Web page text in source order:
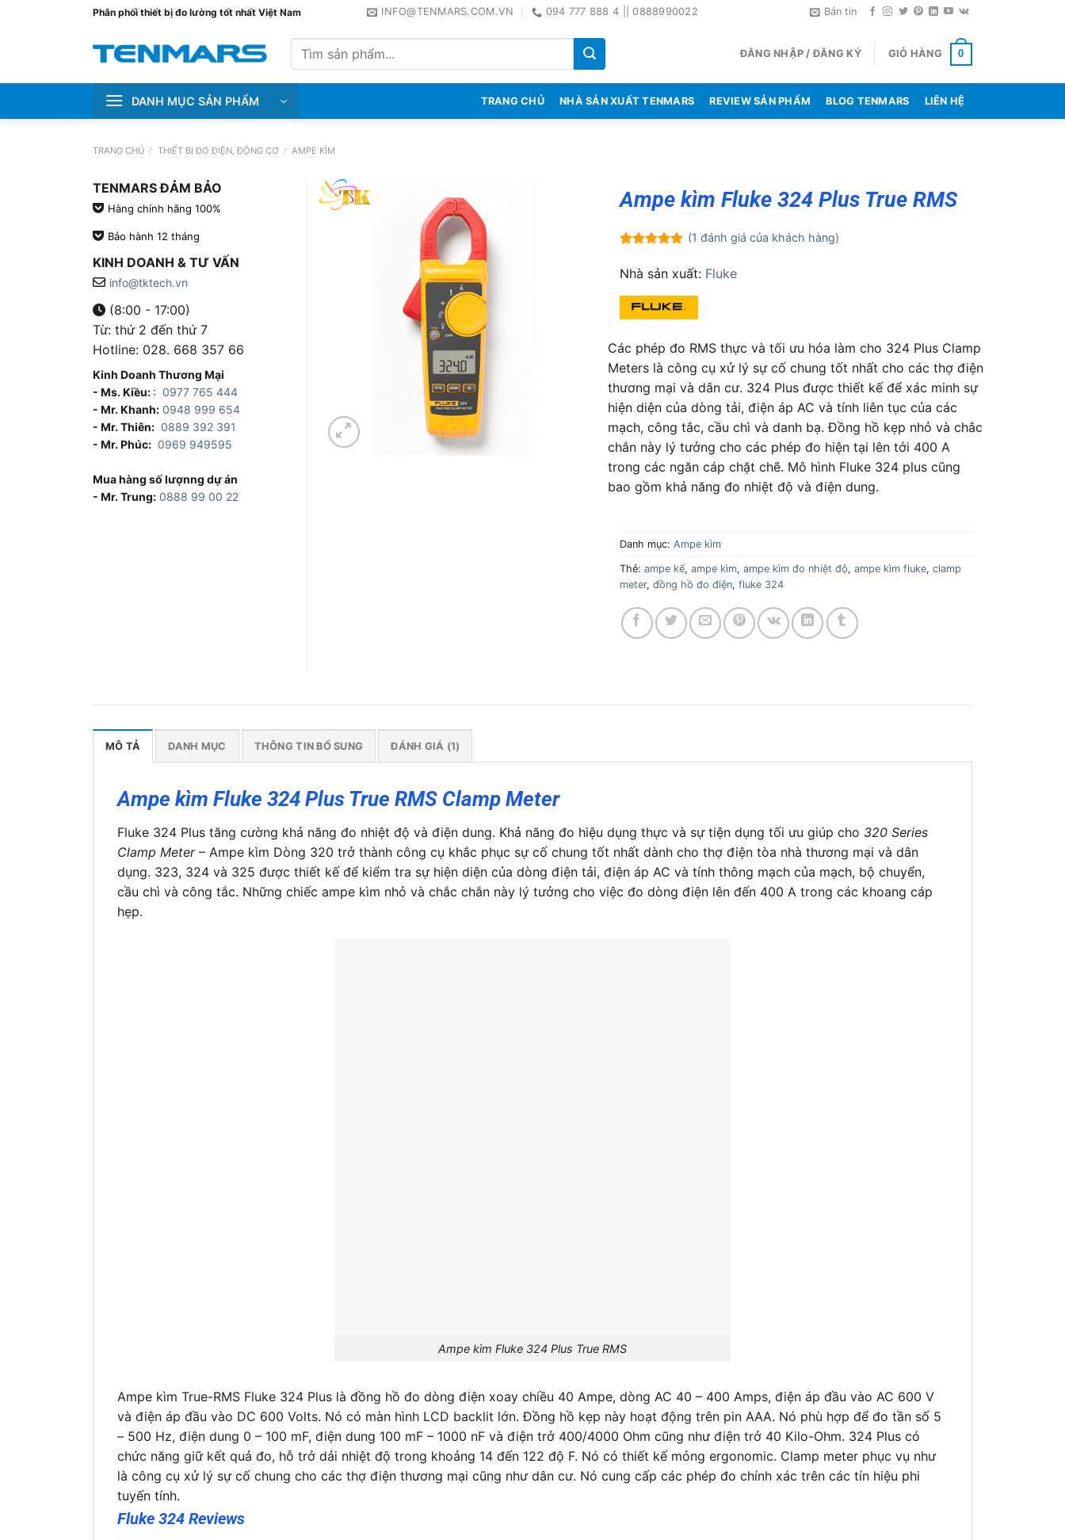
Phân phối thiết bị đo lường tốt nhất Việt Nam INFO@TENMARS.COM.VN 094 777 888 4 || 0888990022 Bản tin
kiếm:
ĐĂNG NHẬP / ĐĂNG KÝ GIỎ HÀNG 0
DANH MỤC SẢN PHẨM TRANG CHỦ NHÀ SẢN XUẤT TENMARS REVIEW SẢN PHẨM BLOG TENMARS LIÊN HỆ
TRANG CHỦ / THIẾT BỊ ĐO ĐIỆN, ĐỘNG CƠ / AMPE KÌM
Ampe kìm Fluke 324 Plus True RMS
dựa trên
đánh giá
(1 đánh giá của khách hàng)
Nhà sản xuất: Fluke
Các phép đo RMS thực và tối ưu hóa làm cho 324 Plus Clamp
Meters là công cụ xử lý sự cố chung tốt nhất cho các thợ điện
thương mại và dân cư. 324 Plus được thiết kế để xác minh sự
hiện diện của dòng tải, điện áp AC và tính liên tục của các
mạch, công tắc, cầu chì và danh bạ. Đồng hồ kẹp nhỏ và chắc
chắn này lý tưởng cho các phép đo hiện tại lên tới 400 A
trong các ngăn cáp chặt chẽ. Mô hình Fluke 324 plus cũng
bao gồm khả năng đo nhiệt độ và điện dung.
Danh mục: Ampe kìm
Thẻ: ampe kế, ampe kìm, ampe kìm đo nhiệt độ, ampe kìm fluke, clamp
meter, đồng hồ đo điện, fluke 324
TENMARS ĐẢM BẢO
Hàng chính hãng 100%
Bảo hành 12 tháng
KINH DOANH & TƯ VẤN
info@tktech.vn
(8:00 - 17:00)
Từ: thứ 2 đến thứ 7
Hotline: 028. 668 357 66
Kinh Doanh Thương Mại
- Ms. Kiều: : 0977 765 444
- Mr. Khanh: 0948 999 654
- Mr. Thiên: 0889 392 391
- Mr. Phúc: 0969 949595
Mua hàng số lượnng dự án
- Mr. Trung: 0888 99 00 22
MÔ TẢ DANH MỤC THÔNG TIN BỔ SUNG ĐÁNH GIÁ (1)
Ampe kìm Fluke 324 Plus True RMS Clamp Meter
Fluke 324 Plus tăng cường khả năng đo nhiệt độ và điện dung. Khả năng đo hiệu dụng thực và sự tiện dụng tối ưu giúp cho 320 Series
Clamp Meter– Ampe kìm Dòng 320 trở thành công cụ khắc phục sự cố chung tốt nhất dành cho thợ điện tòa nhà thương mại và dân
dụng. 323, 324 và 325 được thiết kế để kiểm tra sự hiện diện của dòng điện tải, điện áp AC và tính thông mạch của mạch, bộ chuyển,
cầu chì và công tắc. Những chiếc ampe kìm nhỏ và chắc chắn này lý tưởng cho việc đo dòng điện lên đến 400 A trong các khoang cáp
hẹp.
Ampe kìm Fluke 324 Plus True RMS
Ampe kìm True-RMS Fluke 324 Plus là đồng hồ đo dòng điện xoay chiều 40 Ampe, dòng AC 40 – 400 Amps, điện áp đầu vào AC 600 V
và điện áp đầu vào DC 600 Volts. Nó có màn hình LCD backlit lớn. Đồng hồ kẹp này hoạt động trên pin AAA. Nó phù hợp để đo tần số 5
– 500 Hz, điện dung 0 – 100 mF, điện dung 100 mF – 1000 nF và điện trở 400/4000 Ohm cũng như điện trở 40 Kilo-Ohm. 324 Plus có
chức năng giữ kết quả đo, hỗ trở dải nhiệt độ trong khoảng 14 đến 122 độ F. Nó có thiết kế mỏng ergonomic. Clamp meter phục vụ như
là công cụ xử lý sự cố chung cho các thợ điện thương mại cũng như dân cư. Nó cung cấp các phép đo chính xác trên các tín hiệu phi
tuyến tính.
Fluke 324 Reviews